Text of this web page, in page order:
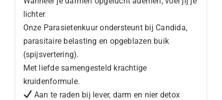
lichter
Onze Parasietenkuur ondersteunt bij Candida,
parasitaire belasting en opgeblazen buik
(spijsvertering).
Met liefde samengesteld krachtige
kruidenformule.
Aan te raden bij lever, darm en nier detox